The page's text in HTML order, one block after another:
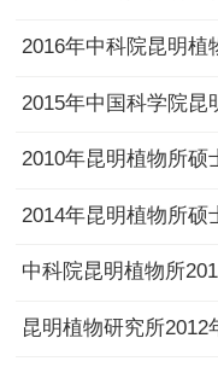
2016年中科院昆明植
2015年中国科学院昆
2010年昆明植物所硕
2014年昆明植物所硕
中科院昆明植物所
昆明植物研究所2012